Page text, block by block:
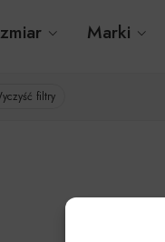
Marki
filtry